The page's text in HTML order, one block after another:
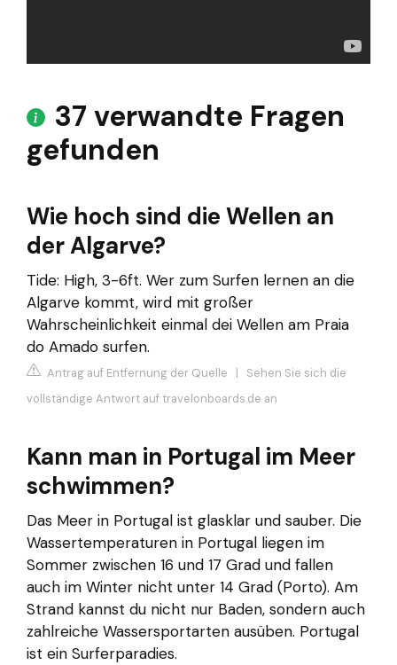
37 verwandte Fragen
gefunden
Wie hoch sind die Wellen an
der Algarve?
Tide: High, 3-6ft. Wer zum Surfen lernen an die
Algarve kommt, wird mit großer
Wahrscheinlichkeit einmal dei Wellen am Praia
do Amado surfen.
Antrag auf Entfernung der Quelle | Sehen Sie sich die
vollständige Antwort auf travelonboards.de an
Kann man in Portugal im Meer
schwimmen?
Das Meer in Portugal ist glasklar und sauber. Die
Wassertemperaturen in Portugal liegen im
Sommer zwischen 16 und 17 Grad und fallen
auch im Winter nicht unter 14 Grad (Porto). Am
Strand kannst du nicht nur Baden, sondern auch
zahlreiche Wassersportarten ausüben. Portugal
ist ein Surferparadies.